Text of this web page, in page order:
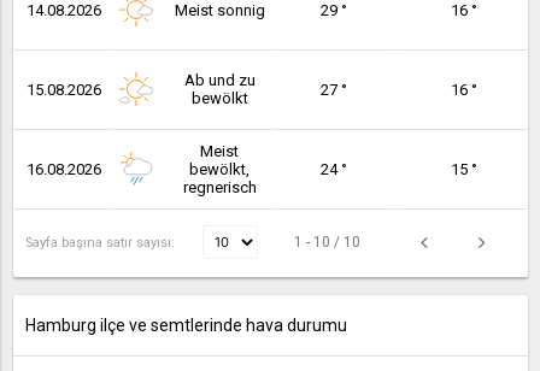
14.08.2026 Meist sonnig 29 ° 16 °
15.08.2026
Ab und zu
bewölkt
27 ° 16 °
16.08.2026
Meist
bewölkt,
regnerisch
24 ° 15 °
Sayfa başına satır sayısı: 1 - 10 / 10
Hamburg ilçe ve semtlerinde hava durumu